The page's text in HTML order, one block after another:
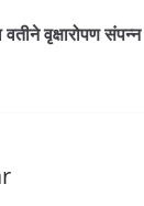
वृक्षारोपण संपन्न